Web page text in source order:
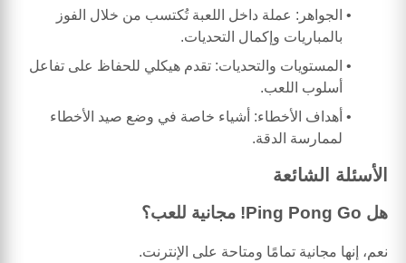
الجواهر: عملة داخل اللعبة تُكتسب من خلال الفوز
بالمباريات وإكمال التحديات.
المستويات والتحديات: تقدم هيكلي للحفاظ على تفاعل
أسلوب اللعب.
أهداف الأخطاء: أشياء خاصة في وضع صيد الأخطاء
لممارسة الدقة.
الأسئلة الشائعة
هل Ping Pong Go! مجانية للعب؟
نعم، إنها مجانية تمامًا ومتاحة على الإنترنت.